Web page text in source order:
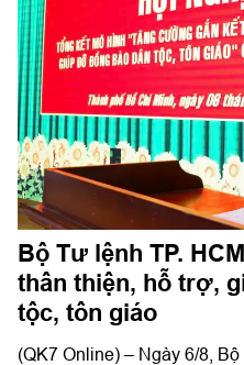
Bộ Tư lệnh TP.
thân thiện, hỗ trợ,
tộc, tôn giáo
(QK7 Online) – Ngày 6/8,